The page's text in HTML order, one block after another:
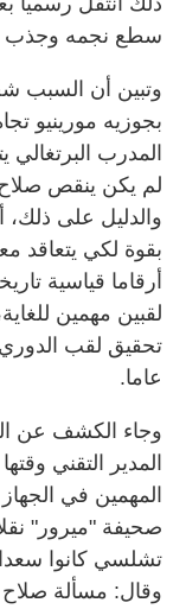
سطع نجمه وجذب
وتبين أن السبب
بجوزيه مورينيو
المدرب
لم يكن ينقص
والدليل على ذلك،
أرقاما قياسية
عاما.
وجاء الكشف عن
المدير التقني
المهمين في
صحيفة "ميرور"
تشلسي كانوا
وقال: مسألة صلاح